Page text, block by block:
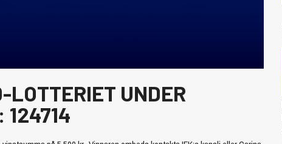
UNDER
124714